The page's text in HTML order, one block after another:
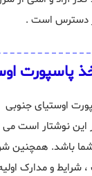
دسترس است .
پاسپورت
اوستیای
نوشتار است می
باشد. همچنین
، شرایط و مدارک